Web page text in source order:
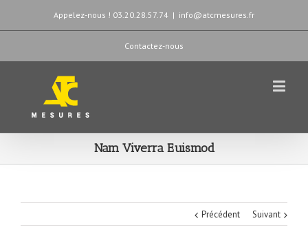
Appelez-nous ! 03.20.28.57.74 | info@atcmesures.fr
Contactez-nous
Nam Viverra Euismod
Précédent Suivant